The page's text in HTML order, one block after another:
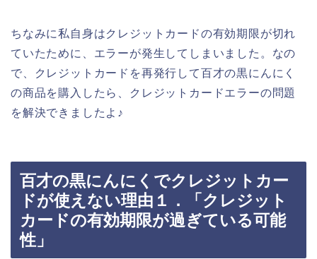
ちなみに私自身はクレジットカードの有効期限が切れ
ていたために、エラーが発生してしまいました。なの
で、クレジットカードを再発行して百才の黒にんにく
の商品を購入したら、クレジットカードエラーの問題
を解決できましたよ♪
百才の黒にんにくでクレジットカー
ドが使えない理由１．「クレジット
カードの有効期限が過ぎている可能
性」